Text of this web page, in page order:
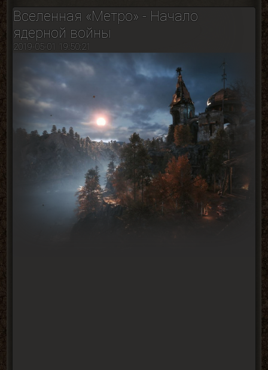
Вселенная «Метро» - Начало
ядерной войны
2019-05-01 19:50:21